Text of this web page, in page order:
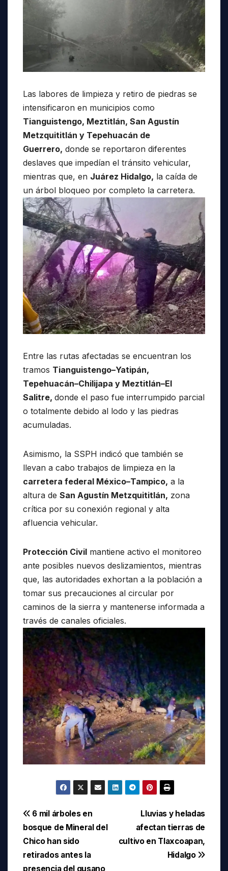
Las labores de limpieza y retiro de piedras se
intensificaron en municipios como
Tianguistengo, Meztitlán, San Agustín
Metzquititlán y Tepehuacán de
Guerrero, donde se reportaron diferentes
deslaves que impedían el tránsito vehicular,
mientras que, en Juárez Hidalgo, la caída de
un árbol bloqueo por completo la carretera.
Entre las rutas afectadas se encuentran los
tramos Tianguistengo–Yatipán,
Tepehuacán–Chilijapa y Meztitlán–El
Salitre, donde el paso fue interrumpido parcial
o totalmente debido al lodo y las piedras
acumuladas.
Asimismo, la SSPH indicó que también se
llevan a cabo trabajos de limpieza en la
carretera federal México–Tampico, a la
altura de San Agustín Metzquititlán, zona
crítica por su conexión regional y alta
afluencia vehicular.
Protección Civil mantiene activo el monitoreo
ante posibles nuevos deslizamientos, mientras
que, las autoridades exhortan a la población a
tomar sus precauciones al circular por
caminos de la sierra y mantenerse informada a
través de canales oficiales.
Navegación
de
entradas
Lluvias y heladas
afectan tierras de
cultivo en Tlaxcoapan,
Hidalgo
6 mil árboles en
bosque de Mineral del
Chico han sido
retirados antes la
presencia del gusano